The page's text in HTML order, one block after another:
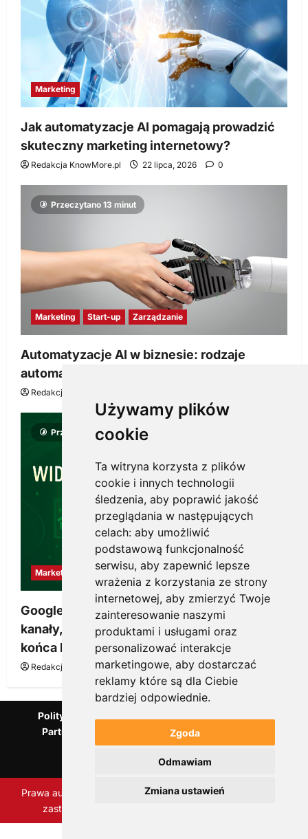
Używamy plików
cookie
Ta witryna korzysta z plików
cookie i innych technologii
śledzenia, aby poprawić jakość
przeglądania w następujących
celach: aby umożliwić
podstawową funkcjonalność
serwisu, aby zapewnić lepsze
wrażenia z korzystania ze strony
internetowej, aby zmierzyć Twoje
zainteresowanie naszymi
produktami i usługami oraz
personalizować interakcje
marketingowe, aby dostarczać
reklamy które są dla Ciebie
bardziej odpowiednie.
Zgoda
Odmawiam
Zmiana ustawień
Marketing
Jak automatyzacje AI pomagają prowadzić
skuteczny marketing internetowy?
Redakcja KnowMore.pl 22 lipca, 2026 0
Przeczytano 13 minut
Marketing Start-up Zarządzanie
Automatyzacje AI w biznesie: rodzaje
automatyzacji i korzyści dla Twojej firmy
Redakcja KnowMore.pl
Przeczytano 8 minut
Marketing
Google Ads, SEO i analityka – jak połączyć
kanały, żeby reklama pracowała dłużej niż do
końca budżetu
Redakcja KnowMore.pl 20 marca, 2026 0
Polityka Prywatności
Partnerzy Mentora.pl
Słownik marketingowy
Blog o przedsiębiorczości
Agencja marketingowa Scorise
Prawa autorskie Scorise Agency Sp. z o.o. Wszelkie prawa
zastrzeżone.